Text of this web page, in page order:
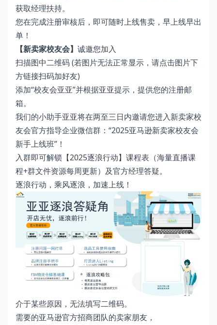
获取经理扶持。
您在完成注册审核后，即可随时上线售卖，早上线早出
单！
【新卖家校友会】 诚邀您加入
扫描图中二维码 (若图片无法正常显示，请点击图片下
方链接扫码加好友)
添加“校友会亚亚”并根据亚亚提示，提供您的注册邮
箱。
我们的小助手亚亚将在两至三日内邀请您进入新卖家校
友会官方指导企业微信群：“2025亚马逊新卖家校友会
新手上线班”！
入群即可解锁【2025逐浪行动】课程表（海量直播课
程+群文件资源每周更新）及官方经理答疑。
逐浪行动，乘风逐浪，加速上线！
介于某些原因，无法填写二维码。
需要的亚马逊官方招商团队的卖家朋友，